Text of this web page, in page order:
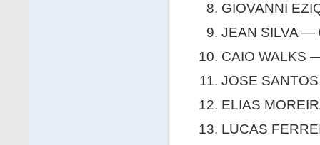
GIOVANNI
JEAN SILVA —
CAIO WALKS
JOSE
ELIAS
LUCAS